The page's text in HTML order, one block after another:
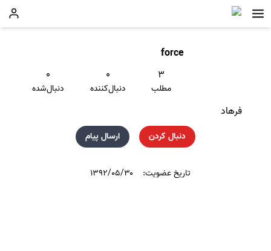
force
۳
مطلب
۰
دنبال‌کننده
۰
دنبال‌شده
ﻓﺮﻫﺎﺩ
دنبال کردن ارسال پیام
تاریخ عضویت: ۱۳۹۲/۰۵/۳۰